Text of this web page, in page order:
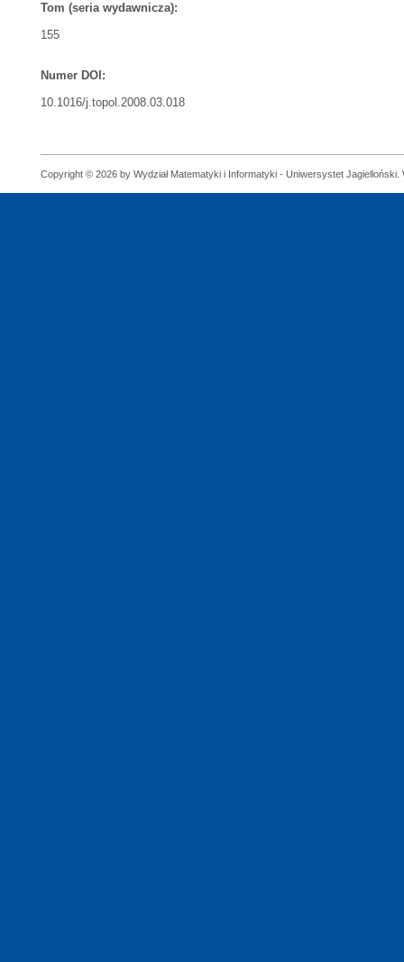
Tom (seria wydawnicza):
155
Numer DOI:
10.1016/j.topol.2008.03.018
Copyright © 2026 by Wydział Matematyki i Informatyki - Uniwersystet